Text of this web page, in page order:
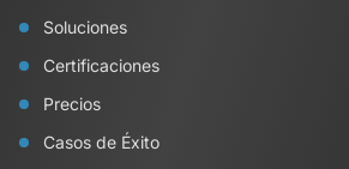
Soluciones
Certificaciones
Precios
Casos de Éxito